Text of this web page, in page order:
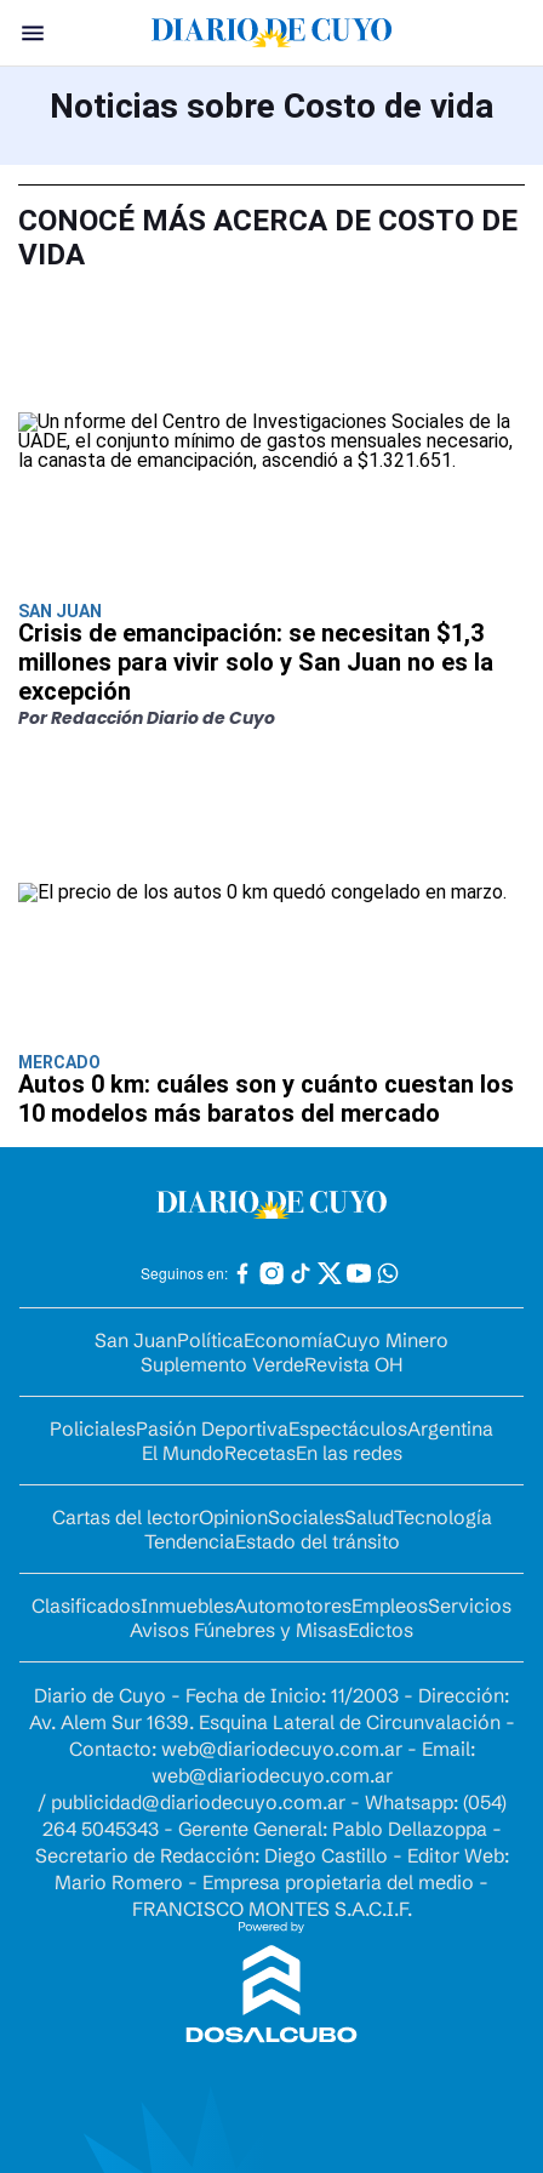
Noticias sobre Costo de vida
CONOCÉ MÁS ACERCA DE COSTO DE
VIDA
SAN JUAN
Crisis de emancipación: se necesitan $1,3
millones para vivir solo y San Juan no es la
excepción
Por Redacción Diario de Cuyo
MERCADO
Autos 0 km: cuáles son y cuánto cuestan los
10 modelos más baratos del mercado
Seguinos en:
San JuanPolíticaEconomíaCuyo Minero
Suplemento VerdeRevista OH
PolicialesPasión DeportivaEspectáculosArgentina
El MundoRecetasEn las redes
Cartas del lectorOpinionSocialesSaludTecnología
TendenciaEstado del tránsito
ClasificadosInmueblesAutomotoresEmpleosServicios
Avisos Fúnebres y MisasEdictos
Diario de Cuyo - Fecha de Inicio: 11/2003 - Dirección:
Av. Alem Sur 1639. Esquina Lateral de Circunvalación -
Contacto: web@diariodecuyo.com.ar- Email:
web@diariodecuyo.com.ar
/ publicidad@diariodecuyo.com.ar- Whatsapp: (054)
264 5045343 - Gerente General: Pablo Dellazoppa -
Secretario de Redacción: Diego Castillo - Editor Web:
Mario Romero - Empresa propietaria del medio -
FRANCISCO MONTES S.A.C.I.F.